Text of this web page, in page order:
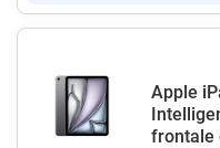
Apple
frontale